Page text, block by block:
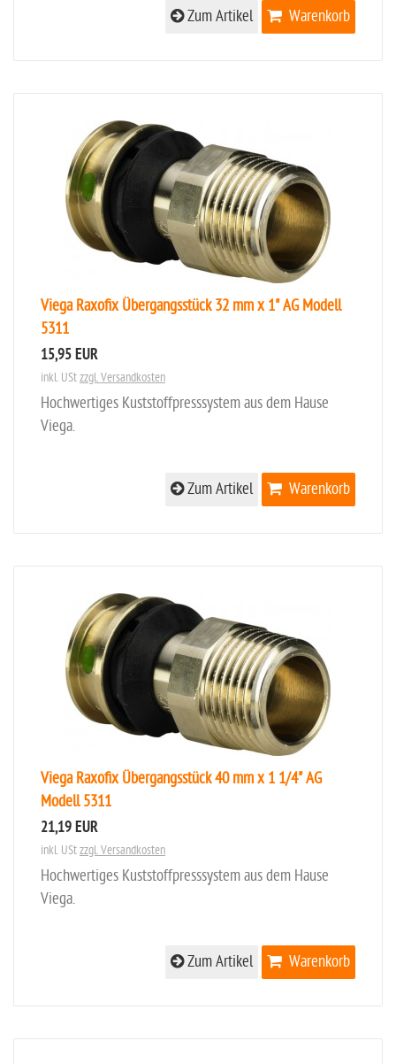
Warenkorb
Zum Artikel
Viega Raxofix Übergangsstück 32 mm x 1" AG Modell
5311
15,95 EUR
inkl. UStzzgl. Versandkosten
Hochwertiges Kuststoffpresssystem aus dem Hause
Viega.
Warenkorb
Zum Artikel
Viega Raxofix Übergangsstück 40 mm x 1 1/4" AG
Modell 5311
21,19 EUR
inkl. UStzzgl. Versandkosten
Hochwertiges Kuststoffpresssystem aus dem Hause
Viega.
Warenkorb
Zum Artikel